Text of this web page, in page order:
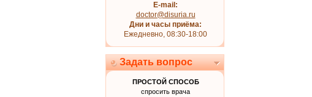
E-mail:
doctor@disuria.ru
Дни и часы приёма:
Ежедневно, 08:30-18:00
Задать вопрос
ПРОСТОЙ СПОСОБ
спросить врача